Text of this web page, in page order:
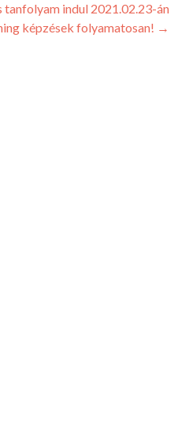
tanfolyam indul 2021.02.23-án
képzések folyamatosan! →